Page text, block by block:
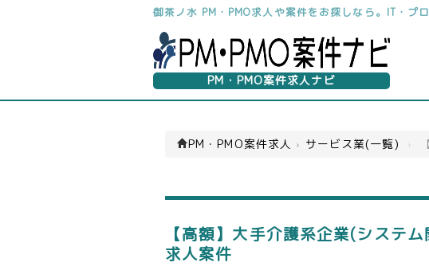
御茶ノ水 PM・PMO求人や案件をお探しなら。IT・プ
PM・PMO案件求人ナビ
PM・PMO案件求人 › サービス業(一覧) ›
【高額】大手介護系企業(システ
求人案件